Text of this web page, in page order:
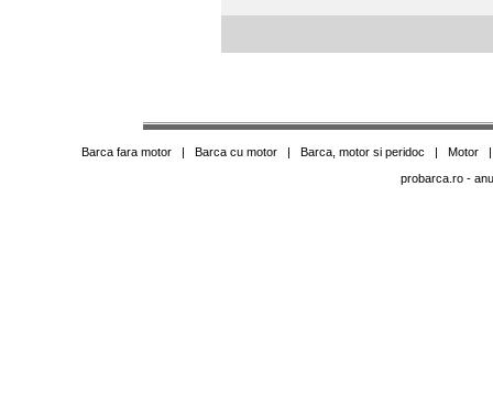
Barca fara motor| Barca cu motor| Barca, motor si peridoc | Motor
probarca.ro-